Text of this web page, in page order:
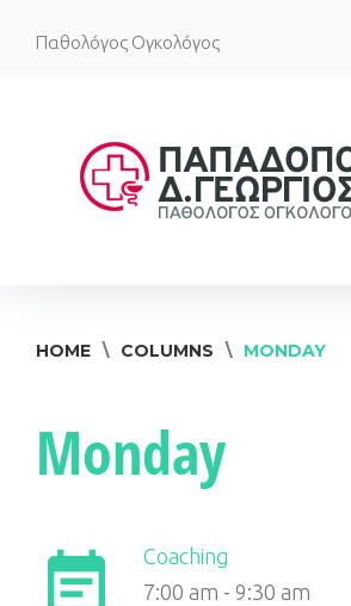
Παθολόγος Ογκολόγος
HOME \ COLUMNS \ MONDAY
Monday
Coaching
7:00 am - 9:30 am